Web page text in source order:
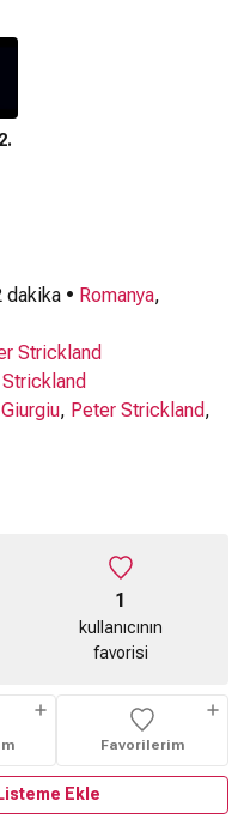
dakika • Romanya,
Strickland
, Peter Strickland,
1
kullanıcının
favorisi
Favorilerim
Listeme Ekle